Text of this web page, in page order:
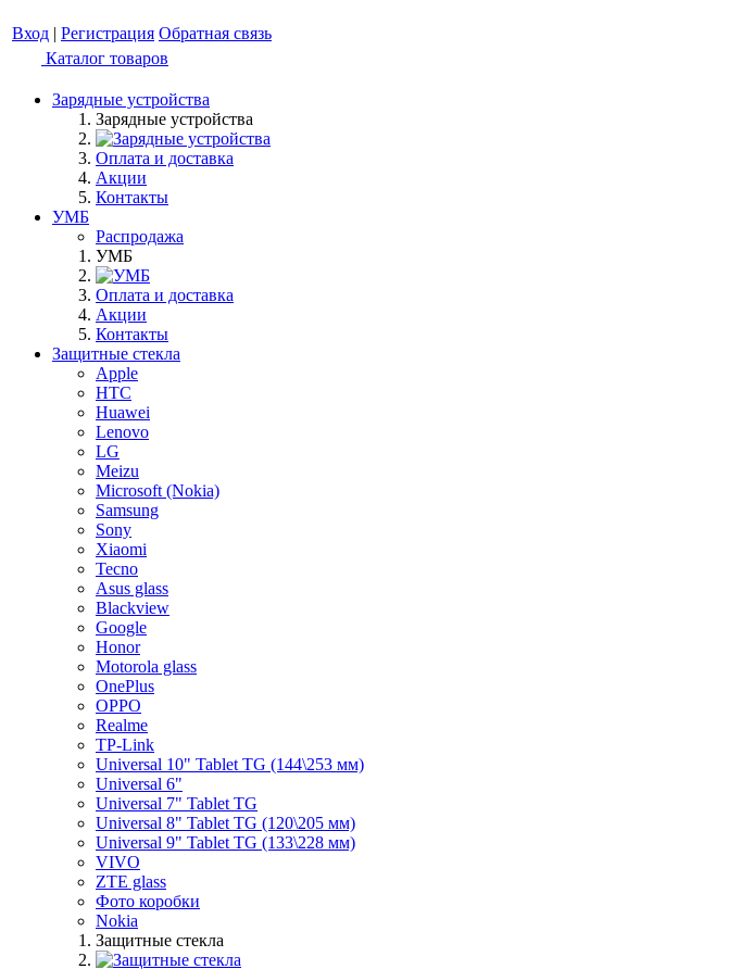
Вход | Регистрация Обратная связь
Каталог товаров
Зарядные устройства
Зарядные устройства
Оплата и доставка
Акции
Контакты
УМБ
Распродажа
УМБ
Оплата и доставка
Акции
Контакты
Защитные стекла
Apple
HTC
Huawei
Lenovo
LG
Meizu
Microsoft (Nokia)
Samsung
Sony
Xiaomi
Tecno
Asus glass
Blackview
Google
Honor
Motorola glass
OnePlus
OPPO
Realme
TP-Link
Universal 10" Tablet TG (144\253 мм)
Universal 6"
Universal 7" Tablet TG
Universal 8" Tablet TG (120\205 мм)
Universal 9" Tablet TG (133\228 мм)
VIVO
ZTE glass
Фото коробки
Nokia
Защитные стекла